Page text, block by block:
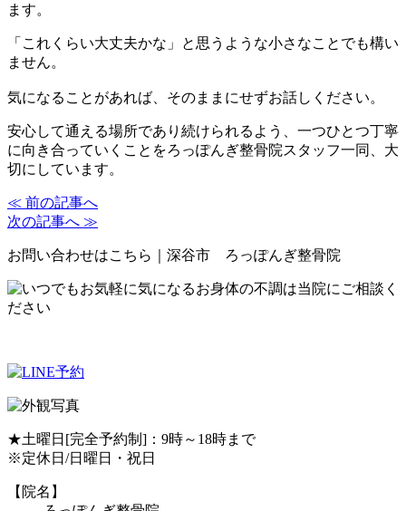
ます。
「これくらい大丈夫かな」と思うような小さなことでも構い
ません。
気になることがあれば、そのままにせずお話しください。
安心して通える場所であり続けられるよう、一つひとつ丁寧
に向き合っていくことをろっぽんぎ整骨院スタッフ一同、大
切にしています。
≪ 前の記事へ
次の記事へ ≫
お問い合わせはこちら｜深谷市 ろっぽんぎ整骨院
★土曜日[完全予約制]：9時～18時まで
※定休日/日曜日・祝日
【院名】